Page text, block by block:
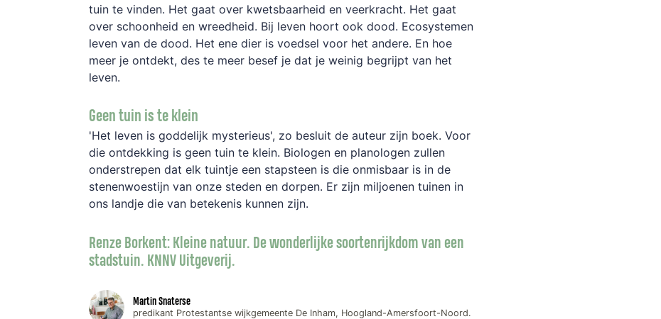
tuin te vinden. Het gaat over kwetsbaarheid en veerkracht. Het gaat
over schoonheid en wreedheid. Bij leven hoort ook dood. Ecosystemen
leven van de dood. Het ene dier is voedsel voor het andere. En hoe
meer je ontdekt, des te meer besef je dat je weinig begrijpt van het
leven.
Geen tuin is te klein
'Het leven is goddelijk mysterieus', zo besluit de auteur zijn boek. Voor
die ontdekking is geen tuin te klein. Biologen en planologen zullen
onderstrepen dat elk tuintje een stapsteen is die onmisbaar is in de
stenenwoestijn van onze steden en dorpen. Er zijn miljoenen tuinen in
ons landje die van betekenis kunnen zijn.
Renze Borkent: Kleine natuur. De wonderlijke soortenrijkdom van een
stadstuin. KNNV Uitgeverij.
Martin Snaterse
predikant Protestantse wijkgemeente De Inham, Hoogland-Amersfoort-Noord.